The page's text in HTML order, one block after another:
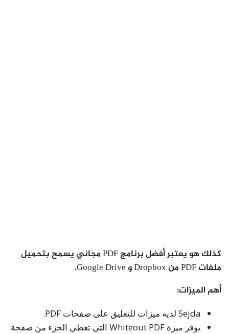
كذلك هو يعتبر أفضل برنامج PDF مجاني يسمح بتحميل
ملفات PDF من Dropbox و Google Drive.
أهم الميزات:
Sejda لديه ميزات للتعليق على صفحات PDF.
يوفر ميزة Whiteout PDF التي تغطي الجزء من صفحة